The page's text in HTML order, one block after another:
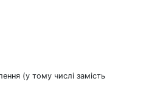
(у тому числі замість